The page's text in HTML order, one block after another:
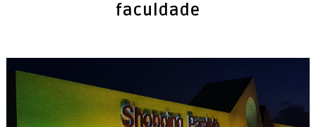
faculdade